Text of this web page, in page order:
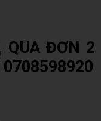
QUA ĐƠN 2